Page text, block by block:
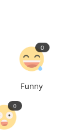
Funny
0
0